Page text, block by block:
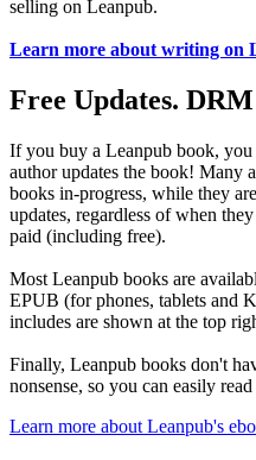
selling on Leanpub.
Learn more about writing on
Free Updates.
If you buy a Leanpub book, you
author updates the book! Many
books in-progress, while they
updates, regardless of when
paid (including free).
Most Leanpub books are
EPUB (for phones, tablets and
includes are shown at the top
Finally, Leanpub books don't
nonsense, so you can easily
Learn more about Leanpub's